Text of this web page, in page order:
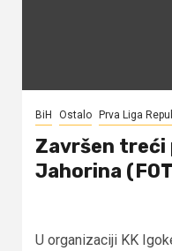
BiH Ostalo Prva Liga
Završen treći
Jahorina
U organizaciji KK